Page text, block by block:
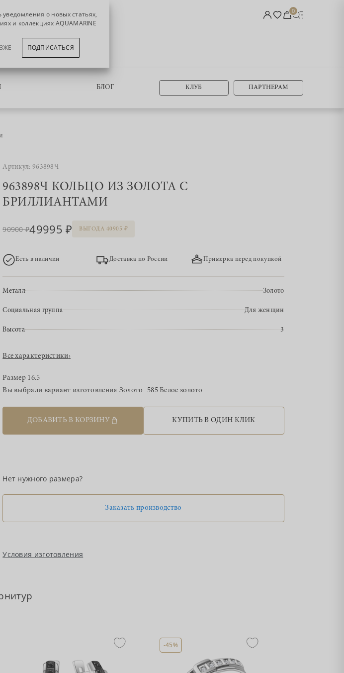
0
БЛОГ КЛУБ ПАРТНЕРАМ
Артикул: 963898Ч
963898Ч КОЛЬЦО ИЗ ЗОЛОТА С
БРИЛЛИАНТАМИ
90900 49995 ВЫГОДА 40905
Есть в наличии Доставка по России Примерка перед покупкой
Металл Золото
Социальная группа Для женщин
Высота 3
Все характеристики›
Размер 16.5
Вы выбрали вариант изготовления Золото_585 Белое золото
ДОБАВИТЬ В КОРЗИНУ КУПИТЬ В ОДИН КЛИК
Нет нужного размера?
Заказать производство
Условия изготовления
-45%
уведомления о новых статьях,
и коллекциях AQUAMARINE
ПОДПИСАТЬСЯ